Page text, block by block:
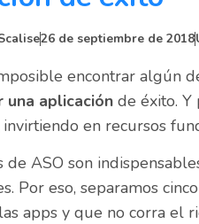
26 de septiembre de 2018
encontrar algún
una aplicación de éxito.
invirtiendo en recursos
de ASO son
Por eso, separamos
apps y que no corra el